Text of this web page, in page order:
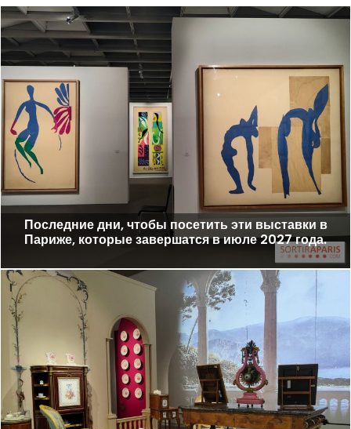
Последние дни, чтобы посетить эти выставки в
Париже, которые завершатся в июле 2027 года.